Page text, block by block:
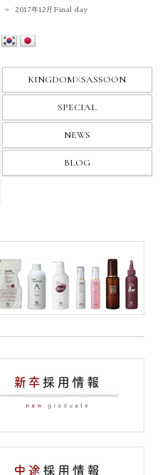
» 2017年12月Final day
KINGDOMXSASSOON
SPECIAL
NEWS
BLOG